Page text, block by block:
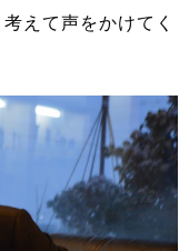
えて声をかけてく